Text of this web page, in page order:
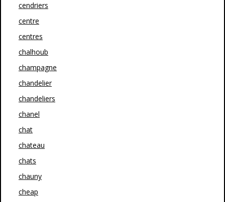
cendriers
centre
centres
chalhoub
champagne
chandelier
chandeliers
chanel
chat
chateau
chats
chauny
cheap